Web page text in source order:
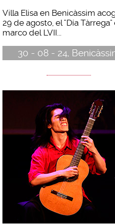
Villa Elisa en Benicàssim
29 de agosto, el "Día Tàrrega"
marco del LVII...
30 - 08 - 24,